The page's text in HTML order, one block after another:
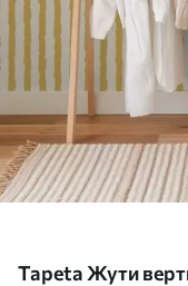
Tapeta Жути